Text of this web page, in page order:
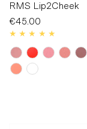
RMS Lip2Cheek
Preço
Normal
€45.00